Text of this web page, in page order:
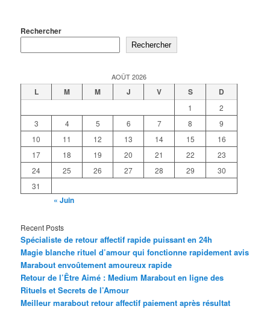
Rechercher
Rechercher
AOÛT 2026
L M M J V S D
1
2
3
4 5 6 7 8
9
10
11 12 13 14 15
16
17
18 19 20 21 22
23
24
25 26 27 28 29
30
31
« Juin
Recent Posts
Spécialiste de retour affectif rapide puissant en 24h
Magie blanche rituel d’amour qui fonctionne rapidement avis
Marabout envoûtement amoureux rapide
Retour de l’Être Aimé : Medium Marabout en ligne des
Rituels et Secrets de l’Amour
Meilleur marabout retour affectif paiement après résultat